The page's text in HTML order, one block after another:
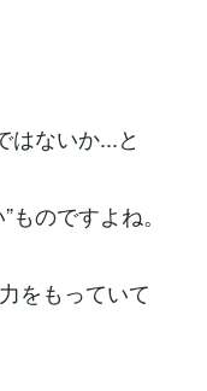
はないか...と
ものですよね。
をもっていて